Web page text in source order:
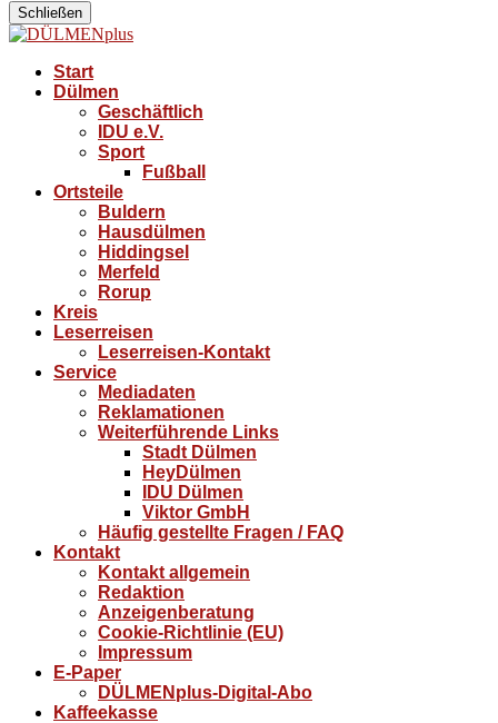
Schließen
Start
Dülmen
Geschäftlich
IDU e.V.
Sport
Fußball
Ortsteile
Buldern
Hausdülmen
Hiddingsel
Merfeld
Rorup
Kreis
Leserreisen
Leserreisen-Kontakt
Service
Mediadaten
Reklamationen
Weiterführende Links
Stadt Dülmen
HeyDülmen
IDU Dülmen
Viktor GmbH
Häufig gestellte Fragen / FAQ
Kontakt
Kontakt allgemein
Redaktion
Anzeigenberatung
Cookie-Richtlinie (EU)
Impressum
E-Paper
DÜLMENplus-Digital-Abo
Kaffeekasse